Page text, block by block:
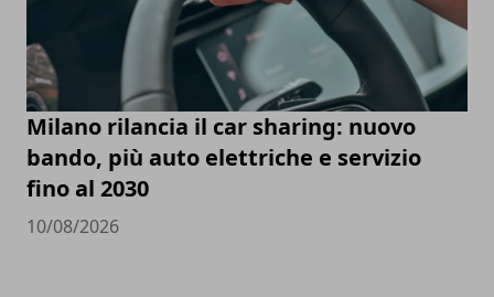
Milano rilancia il car sharing: nuovo
bando, più auto elettriche e servizio
fino al 2030
10/08/2026